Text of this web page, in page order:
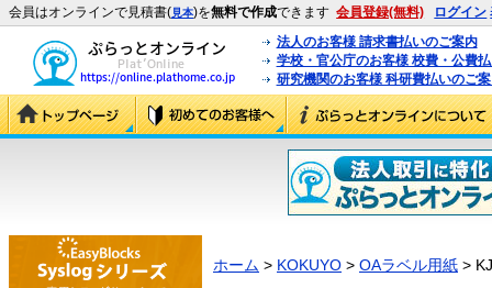
会員はオンラインで見積書(見本)を無料で作成できます 会員登録(無料) ログイン
法人のお客様 請求書払いのご案内
学校・官公庁のお客様 校費・公費
研究機関のお客様 科研費払いのご
ホーム > KOKUYO > OAラベル用紙 >